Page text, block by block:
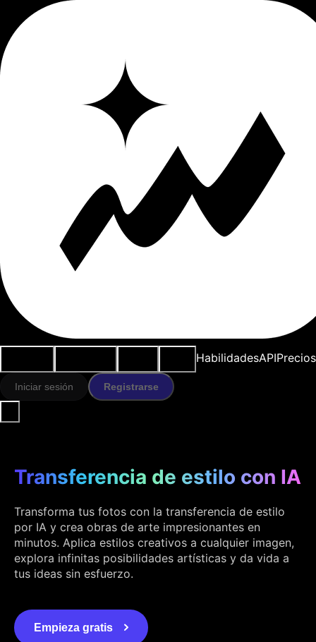
HabilidadesAPIPrecios
Iniciar sesión Registrarse
Transferencia de estilo con IA
Transforma tus fotos con la transferencia de estilo
por IA y crea obras de arte impresionantes en
minutos. Aplica estilos creativos a cualquier imagen,
explora infinitas posibilidades artísticas y da vida a
tus ideas sin esfuerzo.
Empieza gratis